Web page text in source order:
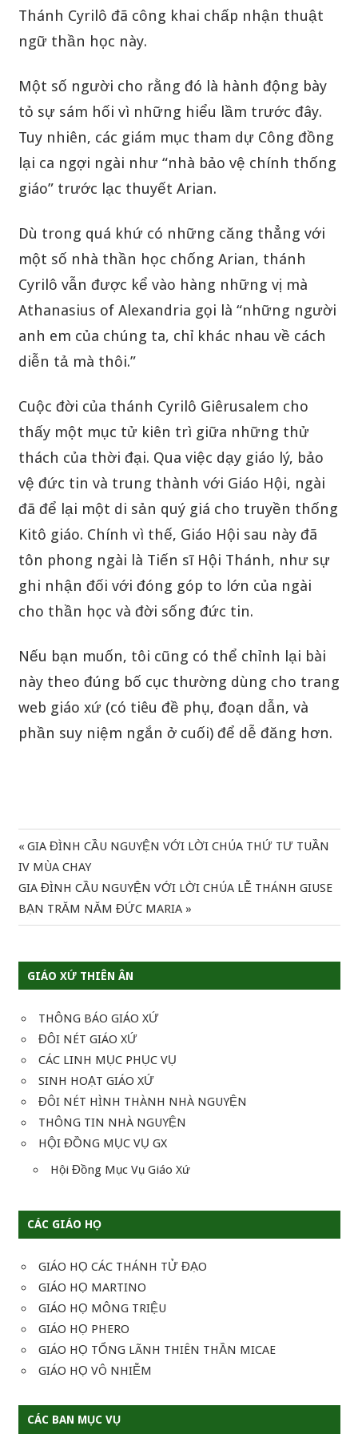
GIÁO XỨ THIÊN ÂN
THÔNG BÁO GIÁO XỨ
ĐÔI NÉT GIÁO XỨ
CÁC LINH MỤC PHỤC VỤ
SINH HOẠT GIÁO XỨ
ĐÔI NÉT HÌNH THÀNH NHÀ NGUYỆN
THÔNG TIN NHÀ NGUYỆN
HỘI ĐỒNG MỤC VỤ GX
Hội Đồng Mục Vụ Giáo Xứ
CÁC GIÁO HỌ
GIÁO HỌ CÁC THÁNH TỬ ĐẠO
GIÁO HỌ MARTINO
GIÁO HỌ MÔNG TRIỆU
GIÁO HỌ PHERO
GIÁO HỌ TỔNG LÃNH THIÊN THẦN MICAE
GIÁO HỌ VÔ NHIỄM
CÁC BAN MỤC VỤ
Thánh Cyrilô đã công khai chấp nhận thuật
ngữ thần học này.
Một số người cho rằng đó là hành động bày
tỏ sự sám hối vì những hiểu lầm trước đây.
Tuy nhiên, các giám mục tham dự Công đồng
lại ca ngợi ngài như “nhà bảo vệ chính thống
giáo” trước lạc thuyết Arian.
Dù trong quá khứ có những căng thẳng với
một số nhà thần học chống Arian, thánh
Cyrilô vẫn được kể vào hàng những vị mà
Athanasius of Alexandria gọi là “những người
anh em của chúng ta, chỉ khác nhau về cách
diễn tả mà thôi.”
Cuộc đời của thánh Cyrilô Giêrusalem cho
thấy một mục tử kiên trì giữa những thử
thách của thời đại. Qua việc dạy giáo lý, bảo
vệ đức tin và trung thành với Giáo Hội, ngài
đã để lại một di sản quý giá cho truyền thống
Kitô giáo. Chính vì thế, Giáo Hội sau này đã
tôn phong ngài là Tiến sĩ Hội Thánh, như sự
ghi nhận đối với đóng góp to lớn của ngài
cho thần học và đời sống đức tin.
Nếu bạn muốn, tôi cũng có thể chỉnh lại bài
này theo đúng bố cục thường dùng cho trang
web giáo xứ (có tiêu đề phụ, đoạn dẫn, và
phần suy niệm ngắn ở cuối) để dễ đăng hơn.
Điều
hướng
bài
Previous
Post:
GIA ĐÌNH CẦU NGUYỆN VỚI LỜI CHÚA THỨ TƯ TUẦN
IV MÙA CHAY
Next
Post:
GIA ĐÌNH CẦU NGUYỆN VỚI LỜI CHÚA LỄ THÁNH GIUSE
BẠN TRĂM NĂM ĐỨC MARIA